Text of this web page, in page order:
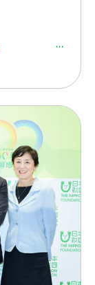
認定NPO法人NPO会計税務家ネットワーク理事長 一般社団法人 全国レガシーギフト協会理事 税理士 脇坂 誠也